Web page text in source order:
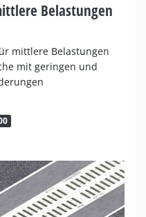
Belastungen
mittlere Belastungen
mit geringen und